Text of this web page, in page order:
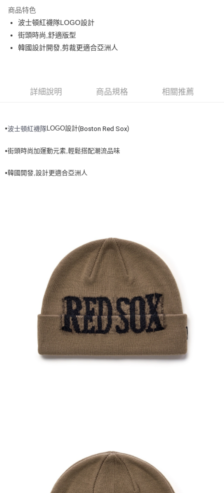
Apple Pay
街口支付
全家取貨付款<未取貨列黑名單/不支援離島取退>
全家取貨<不支援離島取退>
每筆NT$60，滿NT$499(含以上)免運費
每筆NT$80，滿NT$699(含以上)免運費
商品特色
波士頓紅襪隊LOGO設計
街頭時尚,舒適版型
韓國設計開發,剪裁更適合亞洲人
詳細說明 商品規格 相關推薦
•波士頓紅襪隊LOGO設計(Boston Red Sox)
•街頭時尚加運動元素,輕鬆搭配潮流品味
•韓國開發,設計更適合亞洲人